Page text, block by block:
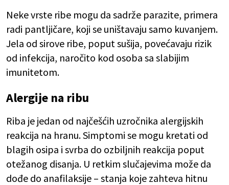
Neke vrste ribe mogu da sadrže parazite, primera
radi pantljičare, koji se uništavaju samo kuvanjem.
Jela od sirove ribe, poput sušija, povećavaju rizik
od infekcija, naročito kod osoba sa slabijim
imunitetom.
Alergije na ribu
Riba je jedan od najčešćih uzročnika alergijskih
reakcija na hranu. Simptomi se mogu kretati od
blagih osipa i svrba do ozbiljnih reakcija poput
otežanog disanja. U retkim slučajevima može da
dođe do anafilaksije – stanja koje zahteva hitnu